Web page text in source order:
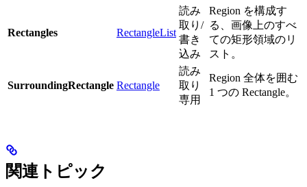
Rectangles RectangleList
読み
取り/
書き
込み
Region を構成す
る、画像上のすべ
ての矩形領域のリ
スト。
SurroundingRectangle Rectangle
読み
取り
専用
Region 全体を囲む
1 つの Rectangle。
関連トピック